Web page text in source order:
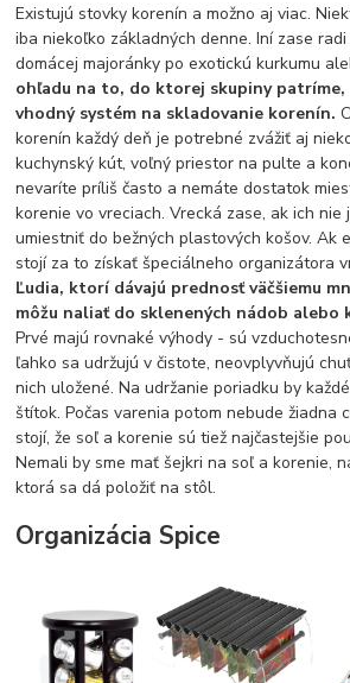
Existujú stovky korenín a možno aj viac.
iba niekoľko základných denne. Iní zase
domácej majoránky po exotickú kurkumu
ohľadu na to, do ktorej skupiny patríme,
vhodný systém na skladovanie korenín.
korenín každý deň je potrebné zvážiť aj
kuchynský kút, voľný priestor na pulte a
nevaríte príliš často a nemáte dostatok
korenie vo vreciach. Vrecká zase, ak ich nie
umiestniť do bežných plastových košov. Ak
stojí za to získať špeciálneho organizátora
Ľudia, ktorí dávajú prednosť väčšiemu
môžu naliať do sklenených nádob alebo
Prvé majú rovnaké výhody - sú
ľahko sa udržujú v čistote, neovplyvňujú
nich uložené. Na udržanie poriadku by
štítok. Počas varenia potom nebude žiadna
stojí, že soľ a korenie sú tiež najčastejšie
Nemali by sme mať šejkri na soľ a korenie,
ktorá sa dá položiť na stôl.
Organizácia Spice